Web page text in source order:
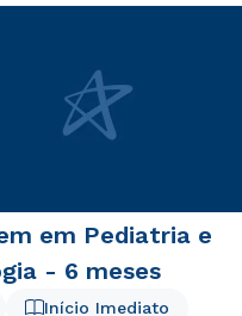
magni dolores eos qui ratione
em Pediatria e
- 6 meses
Início Imediato